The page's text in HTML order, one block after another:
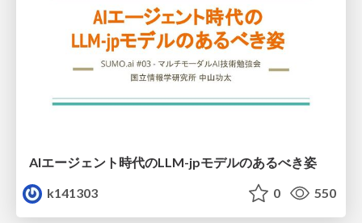
AIエージェント時代のLLM-jpモデルのあるべき姿
k141303
0 550